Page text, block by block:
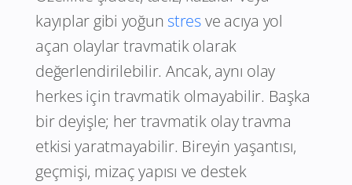
kayıplar gibi yoğun stresve acıya yol
açan olaylar travmatik olarak
değerlendirilebilir. Ancak, aynı olay
herkes için travmatik olmayabilir. Başka
bir deyişle; her travmatik olay travma
etkisi yaratmayabilir. Bireyin yaşantısı,
geçmişi, mizaç yapısı ve destek